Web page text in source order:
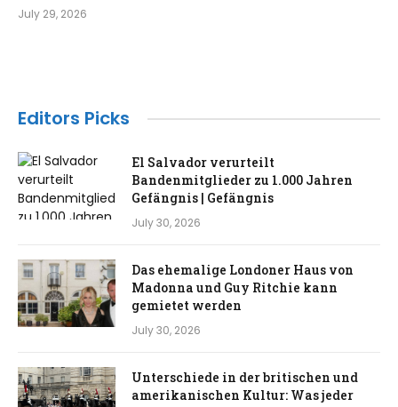
July 29, 2026
Editors Picks
El Salvador verurteilt
Bandenmitglieder zu 1.000 Jahren
Gefängnis | Gefängnis
July 30, 2026
Das ehemalige Londoner Haus von
Madonna und Guy Ritchie kann
gemietet werden
July 30, 2026
Unterschiede in der britischen und
amerikanischen Kultur: Was jeder